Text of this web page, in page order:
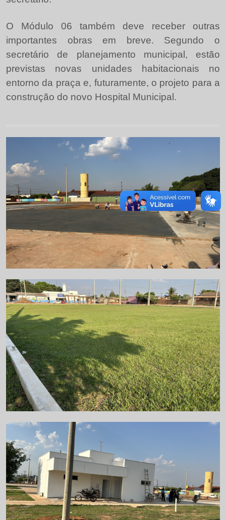
O Módulo 06 também deve receber outras
importantes obras em breve. Segundo o
secretário de planejamento municipal, estão
previstas novas unidades habitacionais no
entorno da praça e, futuramente, o projeto para a
construção do novo Hospital Municipal.